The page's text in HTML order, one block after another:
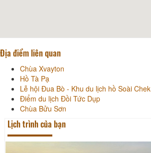
Địa điểm liên quan
Chùa Xvayton
Hồ Tà Pạ
Lễ hội Đua Bò - Khu du lịch hồ Soài Chek
Điểm du lịch Đồi Tức Dụp
Chùa Bửu Sơn
Lịch trình của bạn